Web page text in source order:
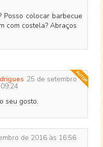
Posso colocar barbecue
com costela? Abraços
25 de setembro
seu gosto.
de 2016 às 16:56